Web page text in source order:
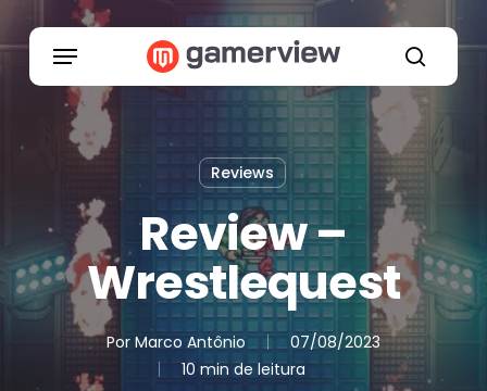
search
Menu
Reviews
Review –
Wrestlequest
Por Marco Antônio
07/08/2023
10 min de leitura